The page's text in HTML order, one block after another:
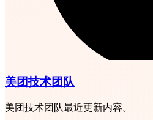
美团技术团队
美团技术团队最近更新内容。